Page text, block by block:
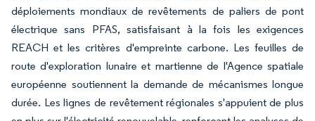
déploiements mondiaux de revêtements de paliers de pont
électrique sans PFAS, satisfaisant à la fois les exigences
REACH et les critères d'empreinte carbone. Les feuilles de
route d'exploration lunaire et martienne de l'Agence spatiale
européenne soutiennent la demande de mécanismes longue
durée. Les lignes de revêtement régionales s'appuient de plus